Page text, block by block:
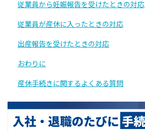
従業員から妊娠報告を受けたときの対応
従業員が産休に入ったときの対応
出産報告を受けたときの対応
おわりに
産休手続きに関するよくある質問